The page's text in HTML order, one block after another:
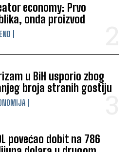
economy: Prvo
onda proizvod
u BiH usporio zbog
broja stranih gostiju
povećao dobit na 786